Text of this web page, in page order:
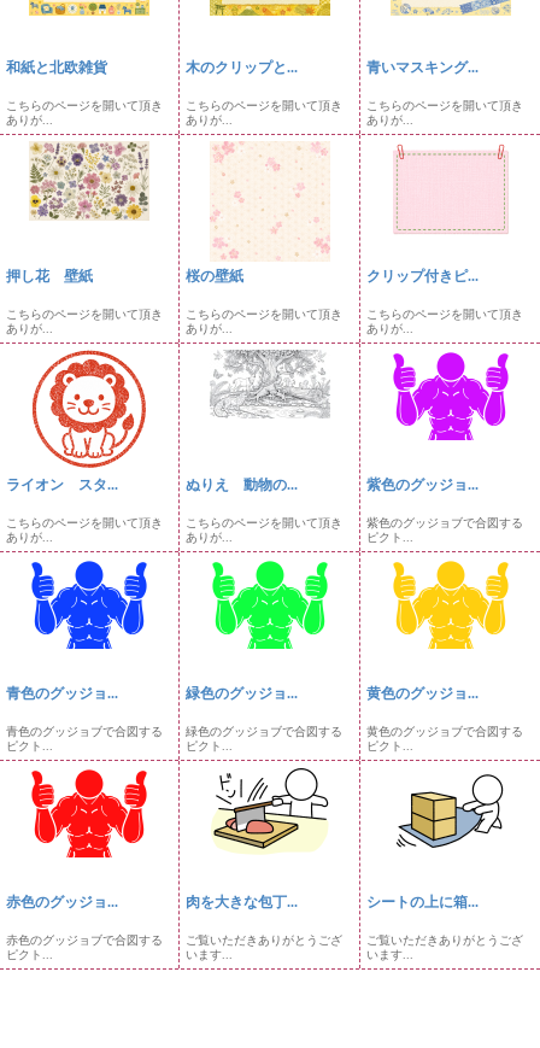
和紙と北欧雑貨
こちらのページを開いて頂き
ありが...
木のクリップと...
こちらのページを開いて頂き
ありが...
青いマスキング...
こちらのページを開いて頂き
ありが...
押し花 壁紙
こちらのページを開いて頂き
ありが...
桜の壁紙
こちらのページを開いて頂き
ありが...
クリップ付きピ...
こちらのページを開いて頂き
ありが...
ライオン スタ...
こちらのページを開いて頂き
ありが...
ぬりえ 動物の...
こちらのページを開いて頂き
ありが...
紫色のグッジョ...
紫色のグッジョブで合図する
ピクト...
青色のグッジョ...
青色のグッジョブで合図する
ピクト...
緑色のグッジョ...
緑色のグッジョブで合図する
ピクト...
黄色のグッジョ...
黄色のグッジョブで合図する
ピクト...
赤色のグッジョ...
赤色のグッジョブで合図する
ピクト...
肉を大きな包丁...
ご覧いただきありがとうござ
います...
シートの上に箱...
ご覧いただきありがとうござ
います...